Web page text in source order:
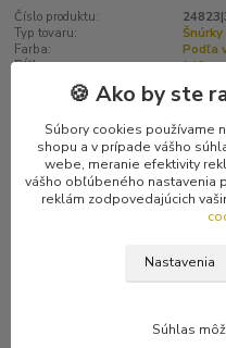
Číslo produktu:
Typ tovaru:
Šnúrky
Farba:
Podľa
Dĺžka:
140 cm
Kompletné špecifikácie
Hodnotenie 0
🍪 Ako by ste
Súbory cookies používame
shopu a v prípade vášho
webe, meranie efektivity
vášho obľúbeného nastavenia
reklám zodpovedajúcich
Nastavenia
Súhlas